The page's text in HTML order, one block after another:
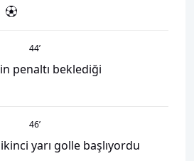
44’
penaltı beklediği
46’
yarı golle başlıyordu